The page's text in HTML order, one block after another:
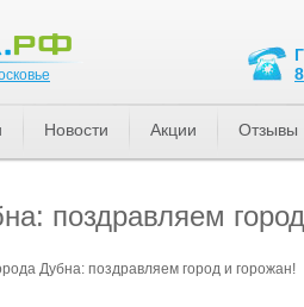
поздравляем
Дубна: поздравляем город и горожан!
Новости Акции Отзывы